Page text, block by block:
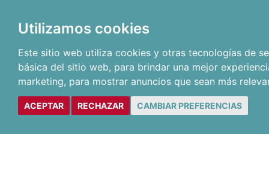
Utilizamos cookies
Este sitio web utiliza cookies y otras tecnologías de
básica del sitio web, para brindar una mejor
marketing, para mostrar anuncios que sean más
ACEPTAR RECHAZAR CAMBIAR PREFERENCIAS